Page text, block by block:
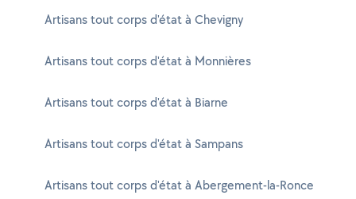
Artisans tout corps d'état à Chevigny
Artisans tout corps d'état à Monnières
Artisans tout corps d'état à Biarne
Artisans tout corps d'état à Sampans
Artisans tout corps d'état à Abergement-la-Ronce